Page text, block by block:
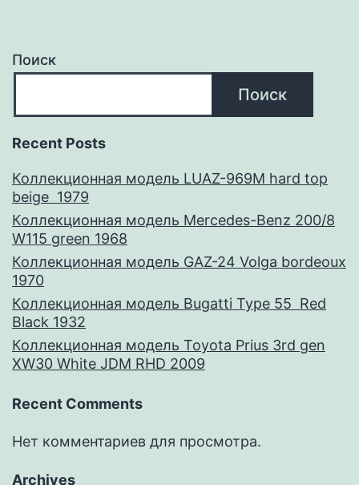
Поиск
Поиск
Recent Posts
Коллекционная модель LUAZ-969M hard top
beige 1979
Коллекционная модель Mercedes-Benz 200/8
W115 green 1968
Коллекционная модель GAZ-24 Volga bordeoux
1970
Коллекционная модель Bugatti Type 55 Red
Black 1932
Коллекционная модель Toyota Prius 3rd gen
XW30 White JDM RHD 2009
Recent Comments
Нет комментариев для просмотра.
Archives